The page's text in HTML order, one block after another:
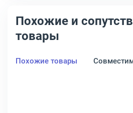
Похожие и
товары
Похожие товары